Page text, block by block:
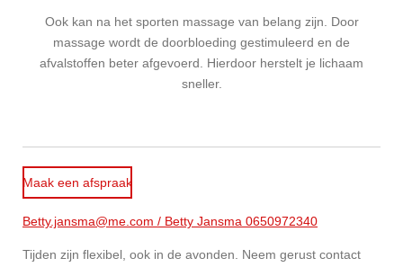
Ook kan na het sporten massage van belang zijn. Door
massage wordt de doorbloeding gestimuleerd en de
afvalstoffen beter afgevoerd. Hierdoor herstelt je lichaam
sneller.
Maak een afspraak
Betty.jansma@me.com / Betty Jansma 0650972340
Tijden zijn flexibel, ook in de avonden. Neem gerust contact